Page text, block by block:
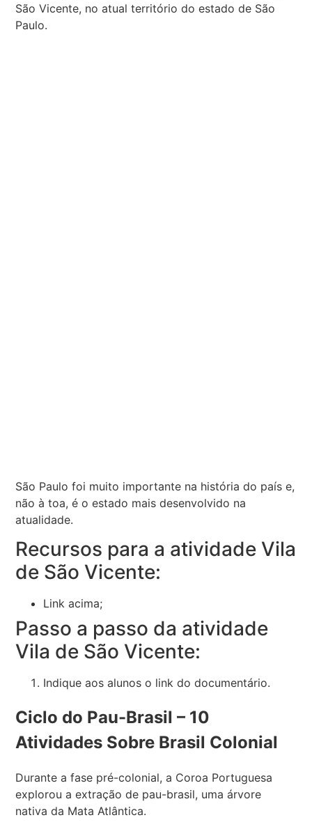
São Vicente, no atual território do estado de São
Paulo.
São Paulo foi muito importante na história do país e,
não à toa, é o estado mais desenvolvido na
atualidade.
Recursos para a atividade Vila
de São Vicente:
Link acima;
Passo a passo da atividade
Vila de São Vicente:
Indique aos alunos o link do documentário.
Ciclo do Pau-Brasil – 10
Atividades Sobre Brasil Colonial
Durante a fase pré-colonial, a Coroa Portuguesa
explorou a extração de pau-brasil, uma árvore
nativa da Mata Atlântica.